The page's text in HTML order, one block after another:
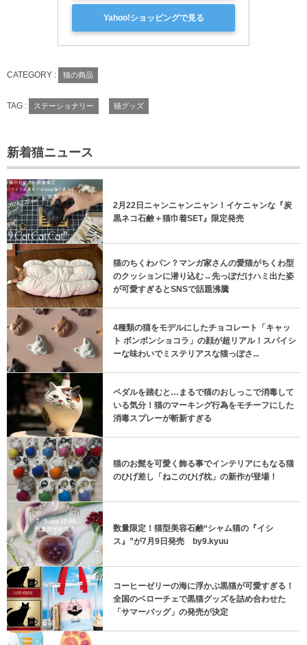
Yahoo!ショッピングで見る
CATEGORY : 猫の商品
TAG : ステーショナリー 猫グッズ
新着猫ニュース
2月22日ニャンニャンニャン！イケニャンな『炭
黒ネコ石鹸＋猫巾着SET』限定発売
猫のちくわパン？マンガ家さんの愛猫がちくわ型
のクッションに潜り込む→先っぽだけハミ出た姿
が可愛すぎるとSNSで話題沸騰
4種類の猫をモデルにしたチョコレート「キャッ
ト ボンボンショコラ」の顔が超リアル！スパイシ
ーな味わいでミステリアスな猫っぽさ...
ペダルを踏むと…まるで猫のおしっこで消毒して
いる気分！猫のマーキング行為をモチーフにした
消毒スプレーが斬新すぎる
猫のお髭を可愛く飾る事でインテリアにもなる猫
のひげ差し「ねこのひげ枕」の新作が登場！
数量限定！猫型美容石鹸“シャム猫の『イシ
ス』”が7月9日発売 by9.kyuu
コーヒーゼリーの海に浮かぶ黒猫が可愛すぎる！
全国のベローチェで黒猫グッズを詰め合わせた
「サマーバッグ」の発売が決定